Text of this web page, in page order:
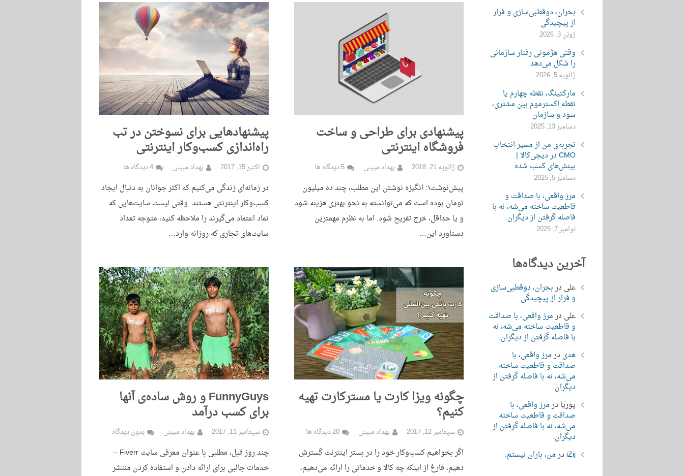
پیشنهادی برای طراحی و ساخت
فروشگاه اینترنتی
ژانویه 21, 2018 بهداد مبینی 5 دیدگاه ها
پیش‌نوشت۱: انگیزه نوشتن این مطلب، چند ده میلیون
تومان بوده است که می‌‌توانسته به نحو بهتری هزینه شود
و یا حداقل، خرج تفریح شود. اما به نظرم مهمترین
دستاورد این…
پیشنهادهایی برای نسوختن در تب
راه‌اندازی کسب‌وکار اینترنتی
اکتبر 15, 2017 بهداد مبینی 4 دیدگاه ها
در زمانه‌ای زندگی می‌کنیم که اکثر جوانان به دنبال ایجاد
کسب‌وکار اینترنتی هستند. وقتی لیست سایت‌هایی که
نماد اعتماد می‌گیرند را ملاحظه کنید، متوجه تعداد
سایت‌های تجاری که روزانه وارد…
چگونه ویزا کارت یا مسترکارت تهیه
کنیم؟
سپتامبر 12, 2017 بهداد مبینی 20 دیدگاه ها
اگر بخواهیم کسب‌وکار خود را در بستر اینترنت گسترش
دهیم، فارغ از اینکه چه کالا و خدماتی را ارائه می‌دهیم،
FunnyGuys و روش ساده‌ی آنها
برای کسب درآمد
سپتامبر 11, 2017 بهداد مبینی بدون دیدگاه
چند روز قبل، مطلبی با عنوان معرفی سایت Fiverr –
خدمات جالبی برای ارائه دادن و استفاده کردن منتشر
بحران، دوقطبی‌سازی و فرار
از پیچیدگی
ژوئن 3, 2026
وقتی هژمونی رفتار سازمانی
را شکل می‌دهد
ژانویه 5, 2026
مارکتینگ، نقطه چهارم یا
نقطه اکسترموم بین مشتری،
سود و سازمان
دسامبر 13, 2025
تجربه‌ی من از مسیر انتخاب
CMO در دیجی‌کالا |
بینش‌های کسب شده
دسامبر 5, 2025
مرز واقعی، با صداقت و
قاطعیت ساخته می‌شه، نه با
فاصله گرفتن از دیگران.
نوامبر 7, 2025
آخرین دیدگاه‌ها
علی دربحران، دوقطبی‌سازی
و فرار از پیچیدگی
علی درمرز واقعی، با صداقت
و قاطعیت ساخته می‌شه، نه
با فاصله گرفتن از دیگران.
هدی درمرز واقعی، با
صداقت و قاطعیت ساخته
می‌شه، نه با فاصله گرفتن از
دیگران.
پوریا درمرز واقعی، با
صداقت و قاطعیت ساخته
می‌شه، نه با فاصله گرفتن از
دیگران.
iZij درمن، باران نیستم.